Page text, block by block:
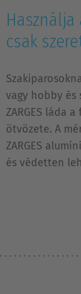
Használja
csak
vagy hobby és
ZARGES láda
ötvözete. A
ZARGES
és védetten